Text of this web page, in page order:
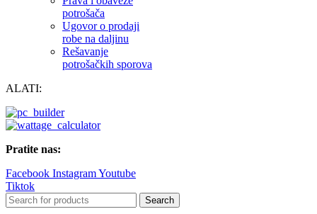
potrošača
Ugovor o prodaji
robe na daljinu
Rešavanje
potrošačkih sporova
ALATI:
Pratite nas:
Facebook InstagramYoutube
Tiktok
Search